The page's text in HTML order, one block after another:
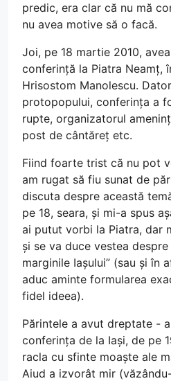
predic, era clar că nu mă
nu avea motive să o facă.
Joi, pe 18 martie 2010,
conferință la Piatra Neamț,
Hrisostom Manolescu.
protopopului, conferința a
rupte, organizatorul
post de cântăreț etc.
Fiind foarte trist că nu pot
am rugat să fiu sunat de
discuta despre această
pe 18, seara, și mi-a spus
ai putut vorbi la Piatra, dar
și se va duce vestea
marginile Iașului” (sau și în
aduc aminte formularea
fidel ideea).
Părintele a avut dreptate -
conferința de la Iași, de pe
racla cu sfinte moaște ale
Aiud a izvorât mir